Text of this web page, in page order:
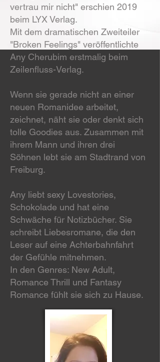
vertrau mir nicht" erschien 2019
beim LYX Verlag.
Mit dem dramatischen Zweiteiler
"Broken Feelings" veröffentlichte
Any Cherubim erstmalig beim
Zeilenfluss-Verlag.
Wenn sie gerade nicht an einer
neuen Romanidee arbeitet,
zeichnet, näht sie oder denkt sich
tolle Goodies aus. Zusammen mit
ihrem Mann und ihren drei
Söhnen lebt sie am Stadtrand von
Freiburg.
Any liebt sexy Lovestories,
Schokolade und hat eine
Schwäche für Notizbücher. Sie
schreibt Liebesromane, die den
Leser auf eine Achterbahnfahrt
der Gefühle mitnehmen.
In den Genres: New Adult,
Romance Thrill und Fantasy
Romance fühlt sie sich zu Hause.